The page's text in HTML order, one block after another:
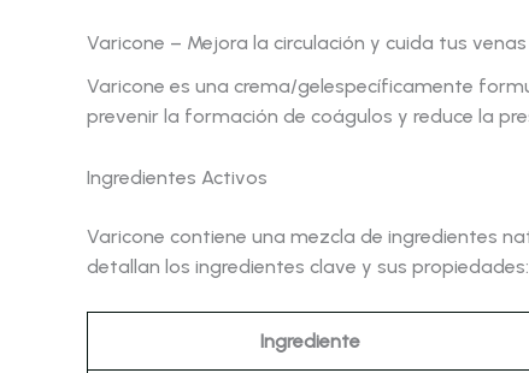
Varicone – Mejora la circulación y cuida tus venas
Varicone es una crema/gelespecíficamente
prevenir la formación de coágulos y reduce la
Ingredientes Activos
Varicone contiene una mezcla de ingredientes
detallan los ingredientes clave y sus propiedades:
Ingrediente